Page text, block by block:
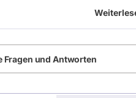
Fragen und Antworten